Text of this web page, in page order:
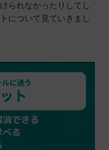
できる教育訓練給付
られなかったりしてし
について見ていきまし